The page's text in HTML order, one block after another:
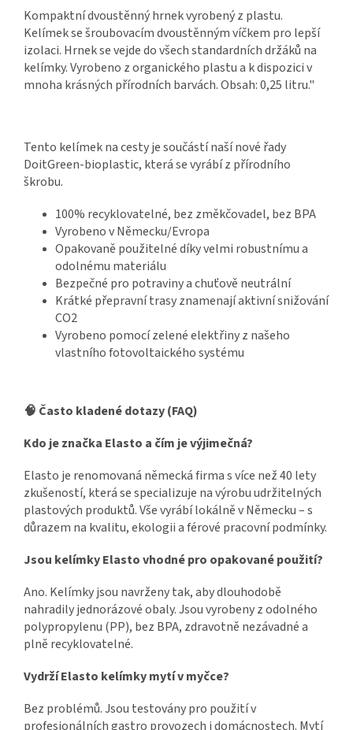
Kompaktní dvoustěnný hrnek vyrobený z plastu.
Kelímek se šroubovacím dvoustěnným víčkem pro lepší
izolaci. Hrnek se vejde do všech standardních držáků na
kelímky. Vyrobeno z organického plastu a k dispozici v
mnoha krásných přírodních barvách. Obsah: 0,25 litru."
Tento kelímek na cesty je součástí naší nové řady
DoitGreen-bioplastic, která se vyrábí z přírodního
škrobu.
100% recyklovatelné, bez změkčovadel, bez BPA
Vyrobeno v Německu/Evropa
Opakovaně použitelné díky velmi robustnímu a
odolnému materiálu
Bezpečné pro potraviny a chuťově neutrální
Krátké přepravní trasy znamenají aktivní snižování
CO2
Vyrobeno pomocí zelené elektřiny z našeho
vlastního fotovoltaického systému
🧠 Často kladené dotazy (FAQ)
Kdo je značka Elasto a čím je výjimečná?
Elasto je renomovaná německá firma s více než 40 lety
zkušeností, která se specializuje na výrobu udržitelných
plastových produktů. Vše vyrábí lokálně v Německu – s
důrazem na kvalitu, ekologii a férové pracovní podmínky.
Jsou kelímky Elasto vhodné pro opakované použití?
Ano. Kelímky jsou navrženy tak, aby dlouhodobě
nahradily jednorázové obaly. Jsou vyrobeny z odolného
polypropylenu (PP), bez BPA, zdravotně nezávadné a
plně recyklovatelné.
Vydrží Elasto kelímky mytí v myčce?
Bez problémů. Jsou testovány pro použití v
profesionálních gastro provozech i domácnostech. Mytí